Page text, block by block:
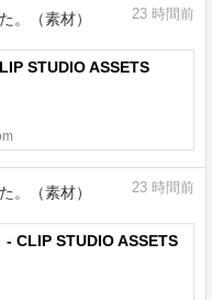
。（素材） 23 時間前
STUDIO ASSETS
。（素材） 23 時間前
- CLIP STUDIO ASSETS